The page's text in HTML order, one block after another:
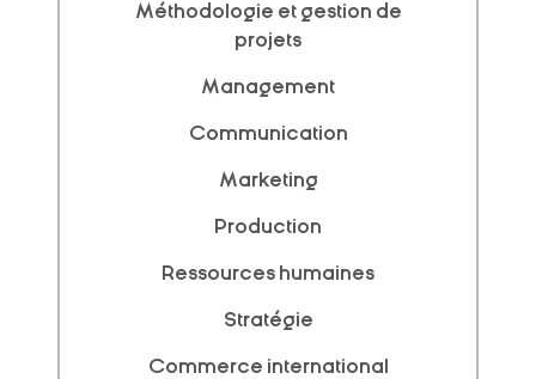
Méthodologie et gestion de
projets
Management
Communication
Marketing
Production
Ressources humaines
Stratégie
Commerce international